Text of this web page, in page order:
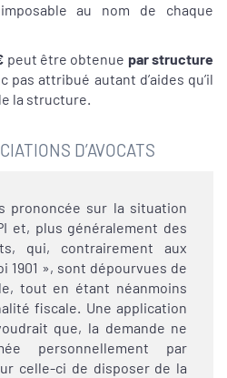
au nom de chaque
peut être obtenue par structure
pas attribué autant d’aides qu’il
la structure.
D’AVOCATS
prononcée sur la situation
et, plus généralement des
qui, contrairement aux
1901 », sont dépourvues de
tout en étant néanmoins
fiscale. Une application
que, la demande ne
personnellement par
celle-ci de disposer de la